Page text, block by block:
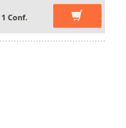
1 Conf.